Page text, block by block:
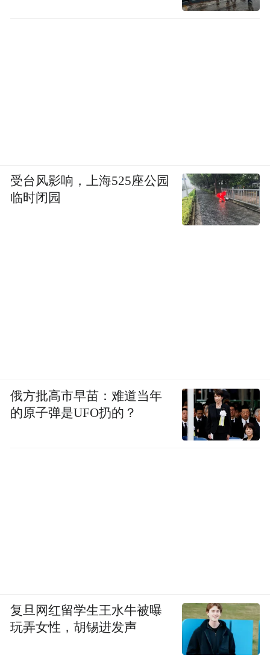
受台风影响，上海525座公园
临时闭园
俄方批高市早苗：难道当年
的原子弹是UFO扔的？
复旦网红留学生王水牛被曝
玩弄女性，胡锡进发声